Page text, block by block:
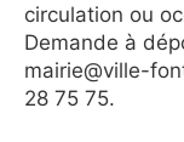
circulation ou
Demande à
mairie@ville-
28 75 75.